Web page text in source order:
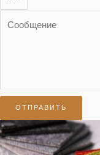
ОТПРАВИТЬ